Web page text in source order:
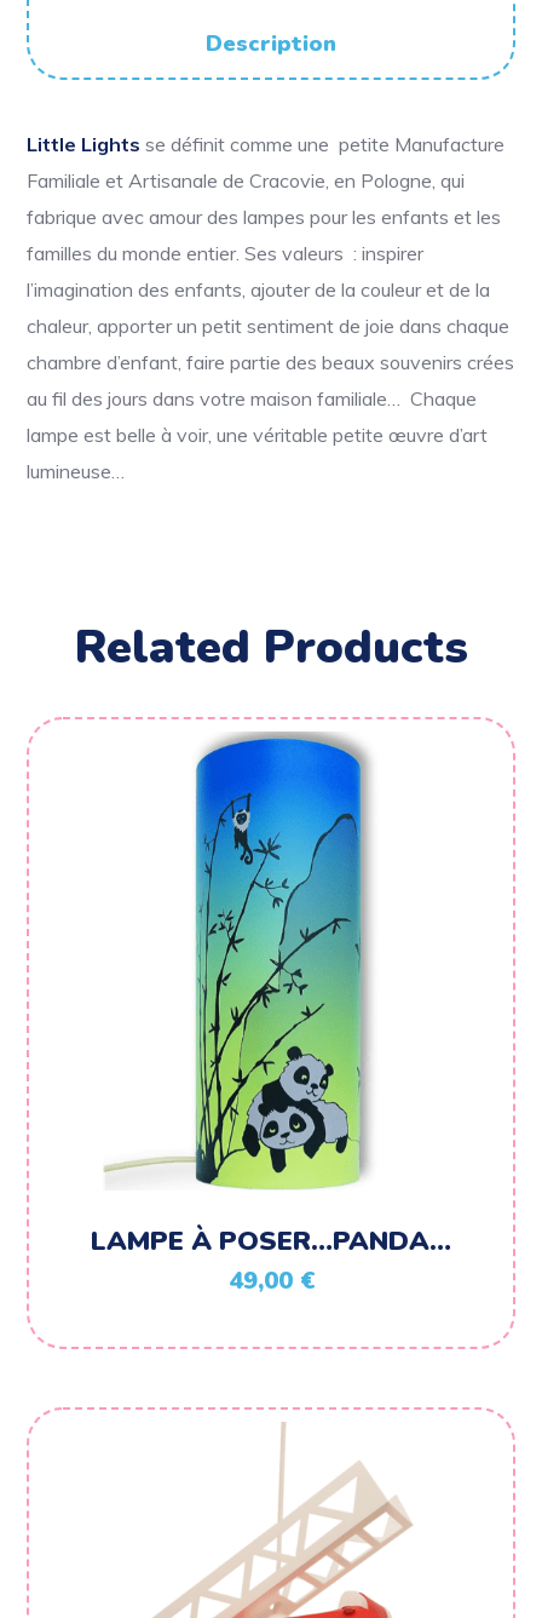
Description
Little Lights se définit comme une petite Manufacture
Familiale et Artisanale de Cracovie, en Pologne, qui
fabrique avec amour des lampes pour les enfants et les
familles du monde entier. Ses valeurs : inspirer
l’imagination des enfants, ajouter de la couleur et de la
chaleur, apporter un petit sentiment de joie dans chaque
chambre d’enfant, faire partie des beaux souvenirs crées
au fil des jours dans votre maison familiale… Chaque
lampe est belle à voir, une véritable petite œuvre d’art
lumineuse…
Related Products
LAMPE À POSER…PANDA…
49,00 €